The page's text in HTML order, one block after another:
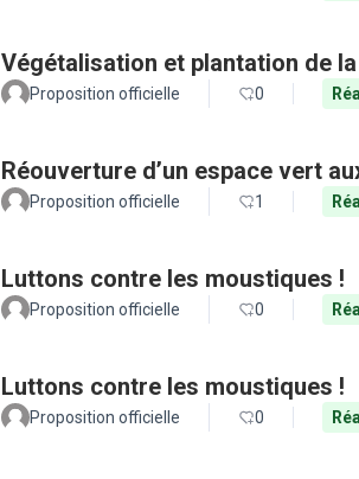
Végétalisation et plantation de
Proposition officielle 0
Réouverture d’un espace vert
Proposition officielle 1
Luttons contre les moustiques !
Proposition officielle 0
Luttons contre les moustiques !
Proposition officielle 0